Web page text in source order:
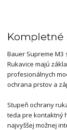
Kompletné
Bauer Supreme
Rukavice majú
profesionálnych
ochrana prstov a
Stupeň ochrany
teda pre kontaktný
najvyššej možnej